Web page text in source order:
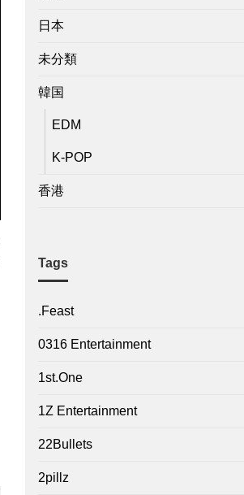
日本
未分類
韓国
EDM
K-POP
香港
Tags
.Feast
0316 Entertainment
1st.One
1Z Entertainment
22Bullets
2pillz